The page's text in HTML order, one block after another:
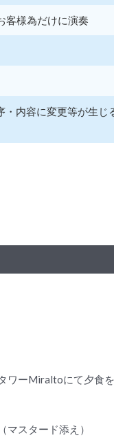
客様為だけに演奏
内容に変更等が生じ
ワーMiraltoにて夕食を
マスタード添え）